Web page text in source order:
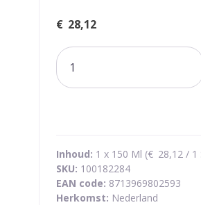
€ 28,12
argan
sun
care
spf
20
aantal
Inhoud: 1 x 150 Ml (€ 28,12 / 1
SKU: 100182284
EAN code: 8713969802593
Herkomst: Nederland